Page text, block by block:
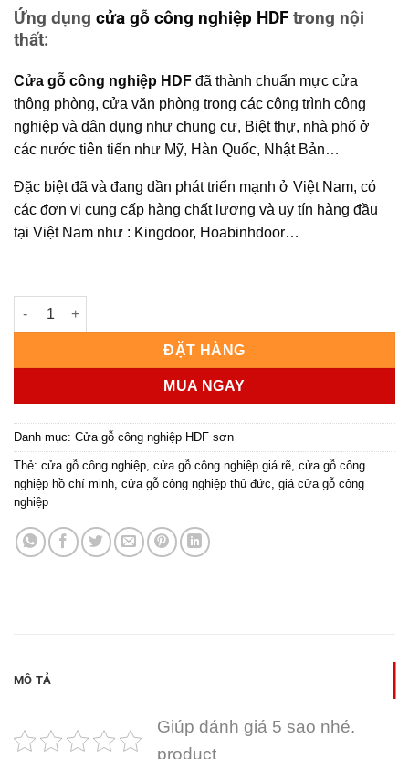
Ứng dụng cửa gỗ công nghiệp HDF trong nội
thất:
Cửa gỗ công nghiệp HDF đã thành chuẩn mực cửa
thông phòng, cửa văn phòng trong các công trình công
nghiệp và dân dụng như chung cư, Biệt thự, nhà phố ở
các nước tiên tiến như Mỹ, Hàn Quốc, Nhật Bản…
Đặc biệt đã và đang dần phát triển mạnh ở Việt Nam, có
các đơn vị cung cấp hàng chất lượng và uy tín hàng đầu
tại Việt Nam như : Kingdoor, Hoabinhdoor…
CỬA GỖ CÔNG NGHIỆP HDF KD.4A1-C1 số lượng
ĐẶT HÀNG
MUA NGAY
Danh mục: Cửa gỗ công nghiệp HDF sơn
Thẻ: cửa gỗ công nghiệp cửa gỗ công nghiệp giá rẽ cửa gỗ công
nghiệp hồ chí minh cửa gỗ công nghiệp thủ đức giá cửa gỗ công
nghiệp
MÔ TẢ
Giúp đánh giá 5 sao nhé.
product